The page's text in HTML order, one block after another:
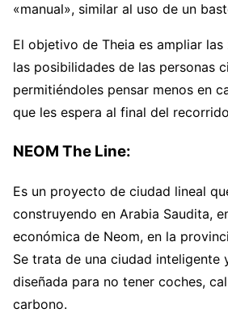
«manual», similar al uso de un
El objetivo de Theia es ampliar
las posibilidades de las personas
permitiéndoles pensar menos en
que les espera al final del
NEOM The Line:
Es un proyecto de ciudad lineal
construyendo en Arabia Saudita,
económica de Neom, en la
Se trata de una ciudad inteligente
diseñada para no tener coches,
carbono.